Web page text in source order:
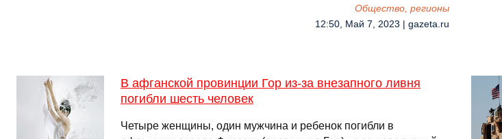
Общество, регионы
12:50, Май 7, 2023 | gazeta.ru
В афганской провинции Гор из-за внезапного ливня
погибли шесть человек
Четыре женщины, один мужчина и ребенок погибли в